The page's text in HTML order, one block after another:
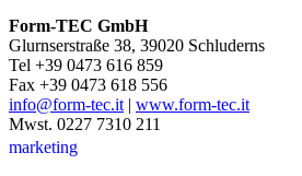
Form-TEC GmbH
Glurnserstraße 38, 39020 Schluderns
Tel +39 0473 616 859
Fax +39 0473 618 556
info@form-tec.it| www.form-tec.it
Mwst. 0227 7310 211
marketing